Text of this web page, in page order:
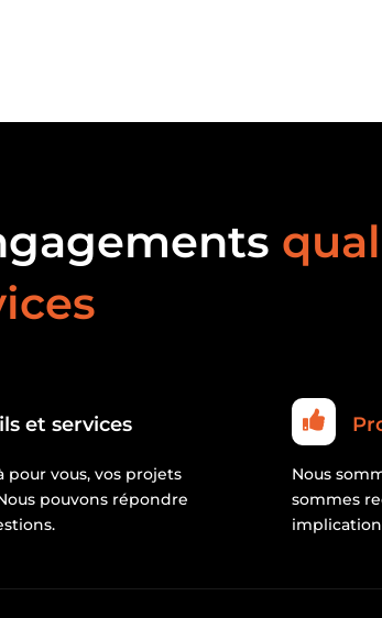
et services
pour vous, vos projets
pouvons répondre

Nous
sommes